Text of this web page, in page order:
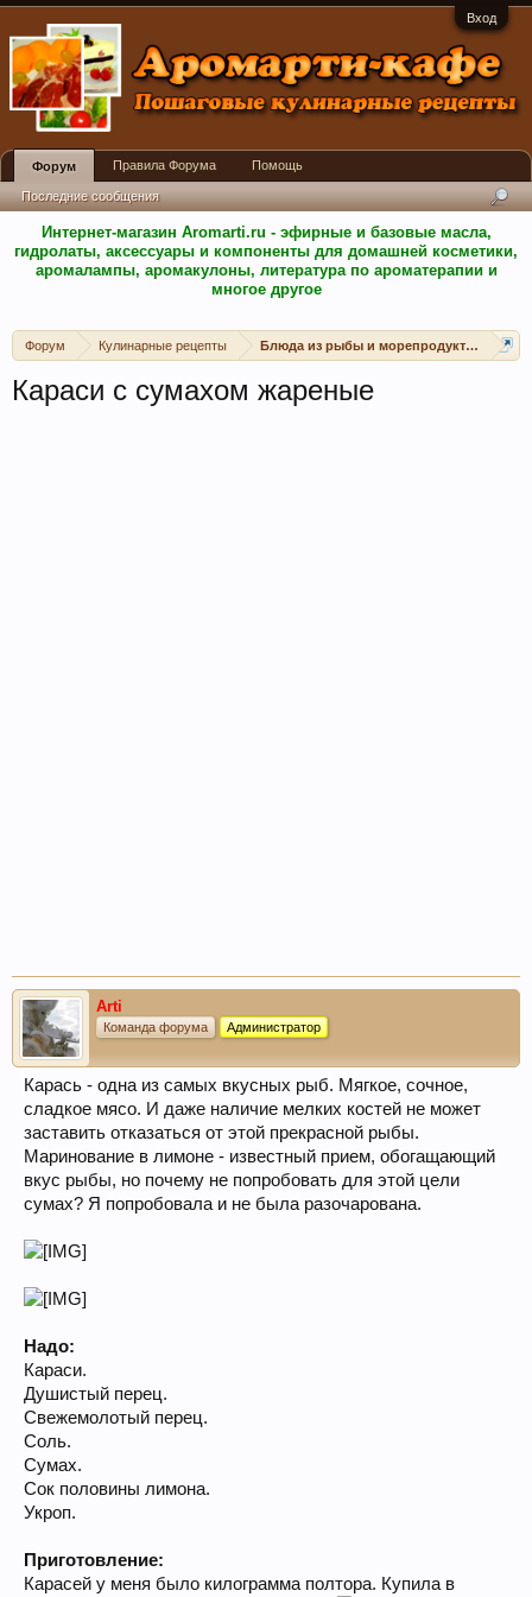
Вход
Интернет-магазин Aromarti.ru - эфирные и базовые масла,
гидролаты, аксессуары и компоненты для домашней косметики,
аромалампы, аромакулоны, литература по ароматерапии и
многое другое
Форум Кулинарные рецепты Блюда из рыбы и морепродуктов
Караси с сумахом жареные
Arti
Команда форума Администратор
Карась - одна из самых вкусных рыб. Мягкое, сочное,
сладкое мясо. И даже наличие мелких костей не может
заставить отказаться от этой прекрасной рыбы.
Маринование в лимоне - известный прием, обогащающий
вкус рыбы, но почему не попробовать для этой цели
сумах? Я попробовала и не была разочарована.
Надо:
Караси.
Душистый перец.
Свежемолотый перец.
Соль.
Сумах.
Сок половины лимона.
Укроп.
Приготовление:
Карасей у меня было килограмма полтора. Купила в
Форум
Последние сообщения
Правила Форума Помощь